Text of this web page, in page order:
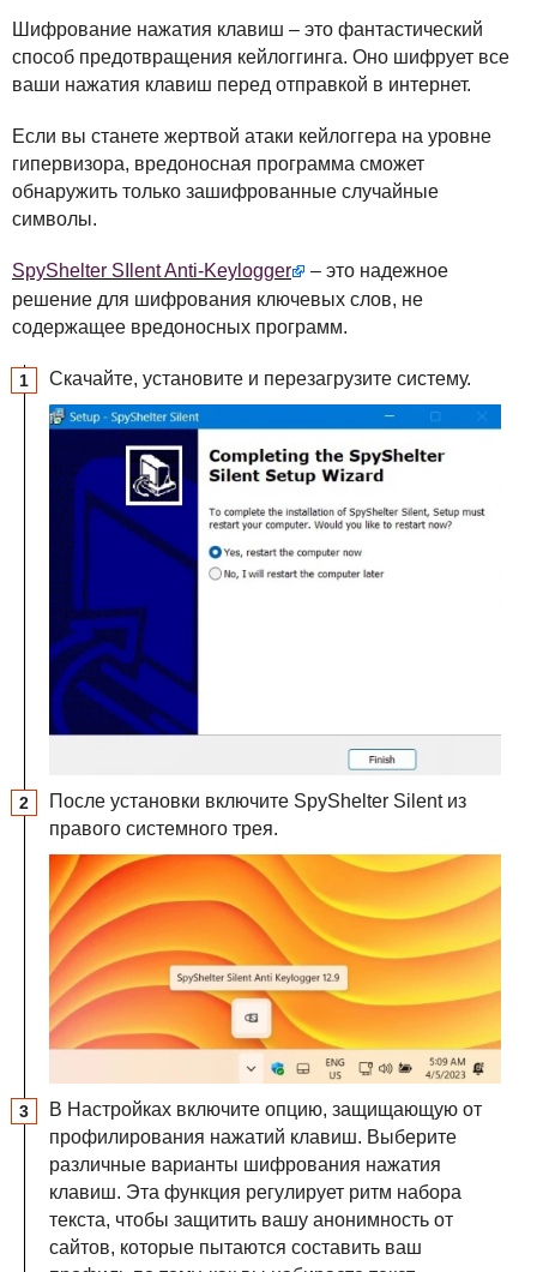
Шифрование нажатия клавиш – это фантастический
способ предотвращения кейлоггинга. Оно шифрует все
ваши нажатия клавиш перед отправкой в интернет.
Если вы станете жертвой атаки кейлоггера на уровне
гипервизора, вредоносная программа сможет
обнаружить только зашифрованные случайные
символы.
SpyShelter SIlent Anti-Keylogger
– это надежное
решение для шифрования ключевых слов, не
содержащее вредоносных программ.
Скачайте, установите и перезагрузите систему.
После установки включите SpyShelter Silent из
правого системного трея.
В Настройках включите опцию, защищающую от
профилирования нажатий клавиш. Выберите
различные варианты шифрования нажатия
клавиш. Эта функция регулирует ритм набора
текста, чтобы защитить вашу анонимность от
сайтов, которые пытаются составить ваш